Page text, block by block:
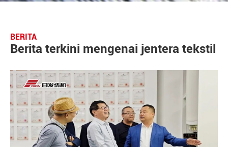
BERITA
Berita terkini mengenai jentera tekstil